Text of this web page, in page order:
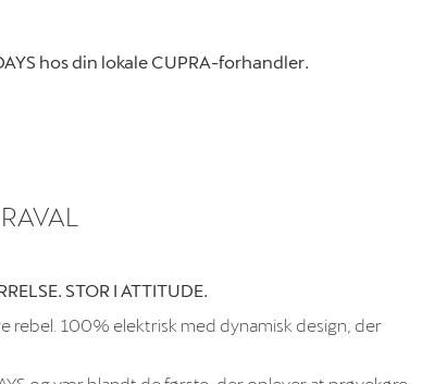
hos din lokale CUPRA-forhandler.
STOR I ATTITUDE.
rebel. 100% elektrisk med dynamisk design, der